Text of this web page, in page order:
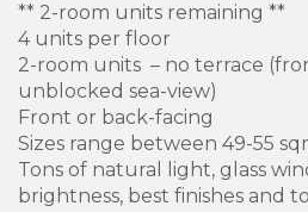
** 2-room units remaining **
4 units per floor
2-room units – no terrace
unblocked sea-view)
Front or back-facing
Sizes range between 49-55
Tons of natural light, glass
brightness, best finishes and